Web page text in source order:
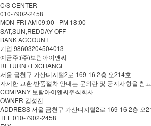
C/S CENTER
010-7902-2458
MON-FRI AM 09:00 - PM 18:00
SAT,SUN,REDDAY OFF
BANK ACCOUNT
기업 98603204504013
예금주:(주)보람아이앤씨
RETURN / EXCHANGE
서울 금천구 가산디지털2로 169-16 2층 오214호
자세한 교환·반품절차 안내는 문의란 및 공지사항을 참
COMPANY 보람아이앤씨주식회사
OWNER 김성진
ADDRESS 서울 금천구 가산디지털2로 169-16 2층 오
TEL 010-7902-2458